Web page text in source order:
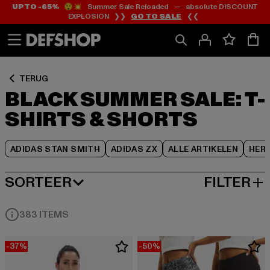
Ga
naar
Ga
naar
UP TO -65%😲💥 Summer Sale Reloaded — absolute DISCOUNT
EXPLOSION ❯❯ GO TO SALE ❮❮
TERUG
BLACK SUMMER SALE: T-
SHIRTS & SHORTS
ADIDAS STAN SMITH ADIDAS ZX ALLE ARTIKELEN
Ga
naar
Rooster
SORTEER
MEEST POPULAIRE FILTER
383 ITEMS
-37% -50%